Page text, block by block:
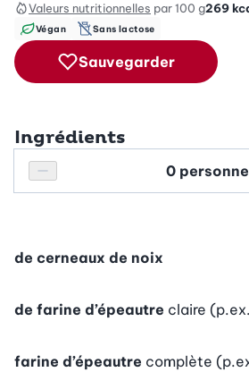
Valeurs nutritionnelles par 100 g269
Végan Sans lactose
Sauvegarder
Ingrédients
Réduire le nombre de personnes
Personnes
de cerneaux de noix
de farine d’épeautre claire
farine d’épeautre complète